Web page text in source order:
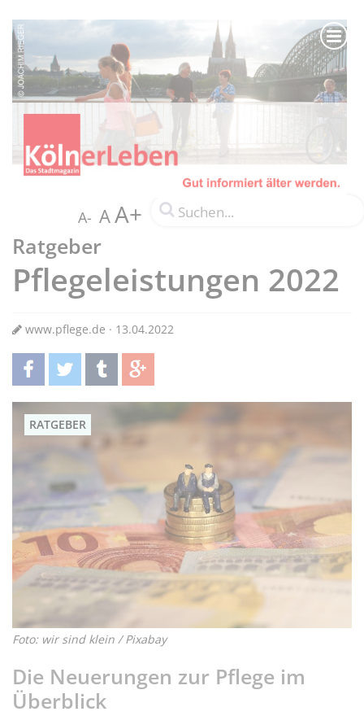
A- AA+
Ratgeber
Pflegeleistungen 2022
www.pflege.de · 13.04.2022
teilentwittern teilen teilen
RATGEBER
Foto: wir sind klein / Pixabay
Die Neuerungen zur Pflege im
Überblick